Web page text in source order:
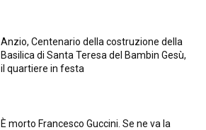
Anzio, Centenario della costruzione della
Basilica di Santa Teresa del Bambin Gesù,
il quartiere in festa
È morto Francesco Guccini. Se ne va la